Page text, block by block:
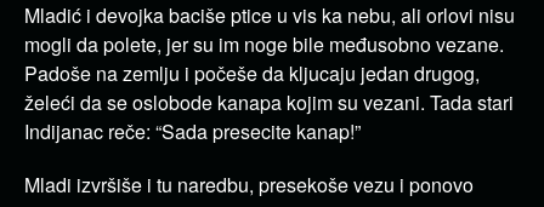
Mladić i devojka baciše ptice u vis ka nebu, ali orlovi nisu
mogli da polete, jer su im noge bile međusobno vezane.
Padoše na zemlju i počeše da kljucaju jedan drugog,
želeći da se oslobode kanapa kojim su vezani. Tada stari
Indijanac reče: “Sada presecite kanap!”
Mladi izvršiše i tu naredbu, presekoše vezu i ponovo